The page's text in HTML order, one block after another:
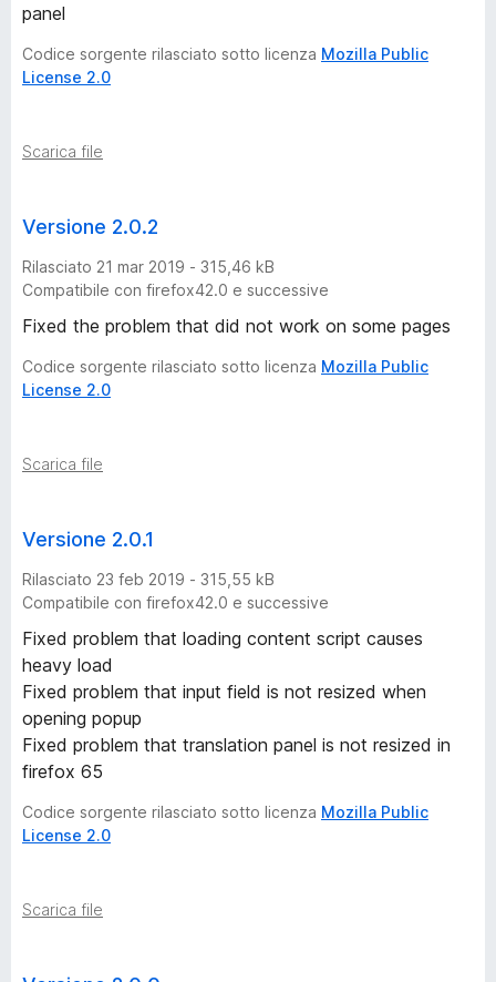
panel
Codice sorgente rilasciato sotto licenza Mozilla Public
License 2.0
Scarica file
Versione 2.0.2
Rilasciato 21 mar 2019 - 315,46 kB
Compatibile con firefox42.0 e successive
Fixed the problem that did not work on some pages
Codice sorgente rilasciato sotto licenza Mozilla Public
License 2.0
Scarica file
Versione 2.0.1
Rilasciato 23 feb 2019 - 315,55 kB
Compatibile con firefox42.0 e successive
Fixed problem that loading content script causes
heavy load
Fixed problem that input field is not resized when
opening popup
Fixed problem that translation panel is not resized in
firefox 65
Codice sorgente rilasciato sotto licenza Mozilla Public
License 2.0
Scarica file